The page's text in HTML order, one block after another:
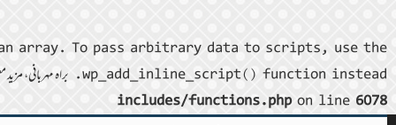
array. To pass arbitrary data to scripts, use the
wp_add_inline_script() function instead. براہ مہربانی، مزید معلومات کے لیے
includes/functions.phpon line 6078